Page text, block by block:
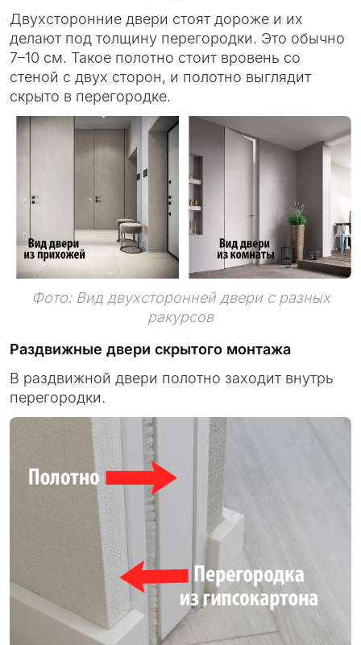
Двухсторонние двери стоят дороже и их
делают под толщину перегородки. Это обычно
7–10 см. Такое полотно стоит вровень со
стеной с двух сторон, и полотно выглядит
скрыто в перегородке.
Фото: Вид двухсторонней двери с разных
ракурсов
Раздвижные двери скрытого монтажа
В раздвижной двери полотно заходит внутрь
перегородки.